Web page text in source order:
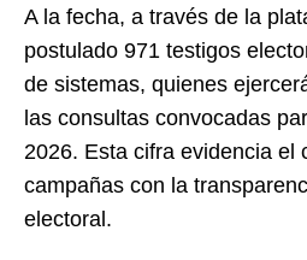
A la fecha, a través de la
postulado 971 testigos
de sistemas, quienes
las consultas convocadas
2026. Esta cifra evidencia el
campañas con la
electoral.